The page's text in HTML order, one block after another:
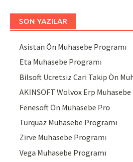
SON YAZILAR
Asistan Ön Muhasebe Programı
Eta Muhasebe Programı
Bilsoft Ücretsiz Cari Takip Ön
AKINSOFT Wolvox Erp
Fenesoft Ön Muhasebe Pro
Turquaz Muhasebe Programı
Zirve Muhasebe Programı
Vega Muhasebe Programı